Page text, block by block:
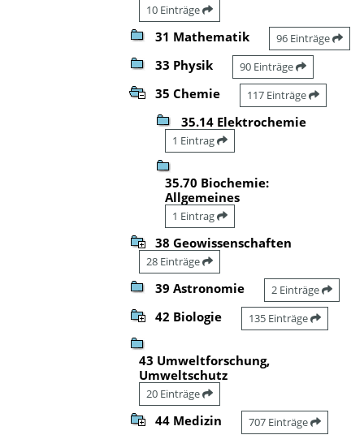
10 Einträge
31 Mathematik 96 Einträge
33 Physik 90 Einträge
35 Chemie 117 Einträge
35.14 Elektrochemie
1 Eintrag
35.70 Biochemie:
Allgemeines
1 Eintrag
38 Geowissenschaften
28 Einträge
39 Astronomie 2 Einträge
42 Biologie 135 Einträge
43 Umweltforschung,
Umweltschutz
20 Einträge
44 Medizin 707 Einträge